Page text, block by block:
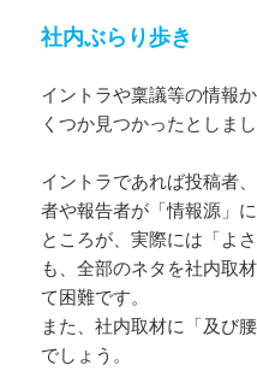
社内ぶらり歩き
イントラや稟議等の情報
くつか見つかったとしまし
イントラであれば投稿者
者や報告者が「情報源」に
ところが、実際には「よ
も、全部のネタを社内取
て困難です。
また、社内取材に「及び
でしょう。